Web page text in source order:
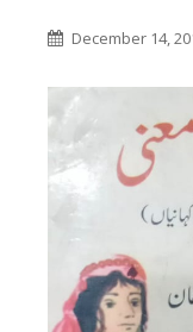
December 14,